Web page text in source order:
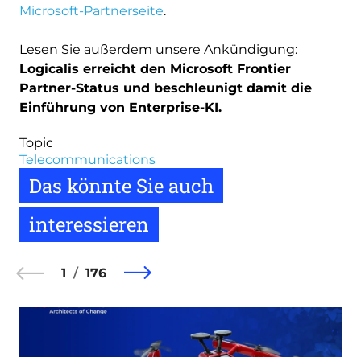
Microsoft-Partnerseite.
Lesen Sie außerdem unsere Ankündigung:
Logicalis erreicht den Microsoft Frontier
Partner-Status und beschleunigt damit die
Einführung von Enterprise-KI.
Topic
Telecommunications
Das könnte Sie auch
interessieren
1 176